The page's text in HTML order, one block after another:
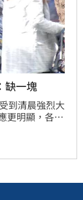
缺一塊
到清晨強烈大
更明顯，各地
文。